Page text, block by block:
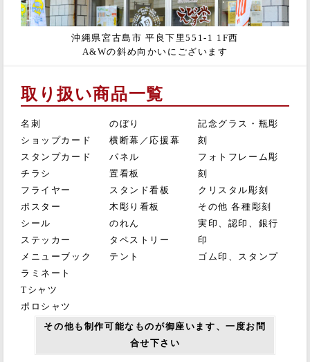
沖縄県宮古島市 平良下里551-1 1F西
A&Wの斜め向かいにございます
取り扱い商品一覧
名刺
ショップカード
スタンプカード
チラシ
フライヤー
ポスター
シール
ステッカー
メニューブック
ラミネート
Tシャツ
ポロシャツ
のぼり
横断幕／応援幕
パネル
置看板
スタンド看板
木彫り看板
のれん
タペストリー
テント
記念グラス・瓶彫
刻
フォトフレーム彫
刻
クリスタル彫刻
その他 各種彫刻
実印、認印、銀行
印
ゴム印、スタンプ
その他も制作可能なものが御座います、一度お問
合せ下さい